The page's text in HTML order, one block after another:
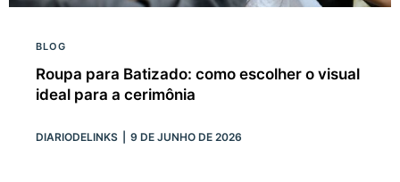
BLOG
Roupa para Batizado: como escolher o visual
ideal para a cerimônia
DIARIODELINKS 9 DE JUNHO DE 2026